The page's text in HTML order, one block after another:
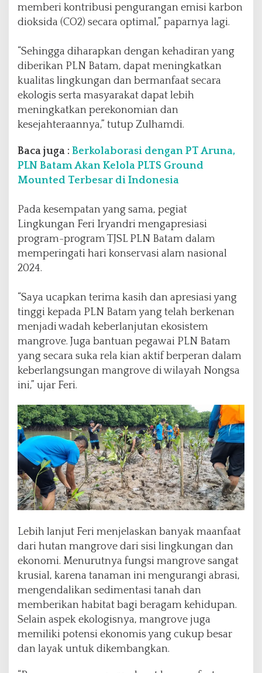
memberi kontribusi pengurangan emisi karbon
dioksida (CO2) secara optimal,” paparnya lagi.
“Sehingga diharapkan dengan kehadiran yang
diberikan PLN Batam, dapat meningkatkan
kualitas lingkungan dan bermanfaat secara
ekologis serta masyarakat dapat lebih
meningkatkan perekonomian dan
kesejahteraannya,” tutup Zulhamdi.
Baca juga : Berkolaborasi dengan PT Aruna,
PLN Batam Akan Kelola PLTS Ground
Mounted Terbesar di Indonesia
Pada kesempatan yang sama, pegiat
Lingkungan Feri Iryandri mengapresiasi
program-program TJSL PLN Batam dalam
memperingati hari konservasi alam nasional
2024.
“Saya ucapkan terima kasih dan apresiasi yang
tinggi kepada PLN Batam yang telah berkenan
menjadi wadah keberlanjutan ekosistem
mangrove. Juga bantuan pegawai PLN Batam
yang secara suka rela kian aktif berperan dalam
keberlangsungan mangrove di wilayah Nongsa
ini,” ujar Feri.
Lebih lanjut Feri menjelaskan banyak maanfaat
dari hutan mangrove dari sisi lingkungan dan
ekonomi. Menurutnya fungsi mangrove sangat
krusial, karena tanaman ini mengurangi abrasi,
mengendalikan sedimentasi tanah dan
memberikan habitat bagi beragam kehidupan.
Selain aspek ekologisnya, mangrove juga
memiliki potensi ekonomis yang cukup besar
dan layak untuk dikembangkan.